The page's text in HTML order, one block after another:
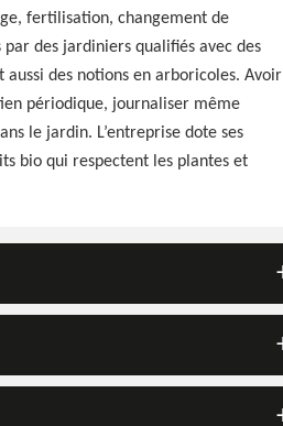
fertilisation, changement de
des jardiniers qualifiés avec des
des notions en arboricoles. Avoir
périodique, journaliser même
le jardin. L’entreprise dote ses
bio qui respectent les plantes et